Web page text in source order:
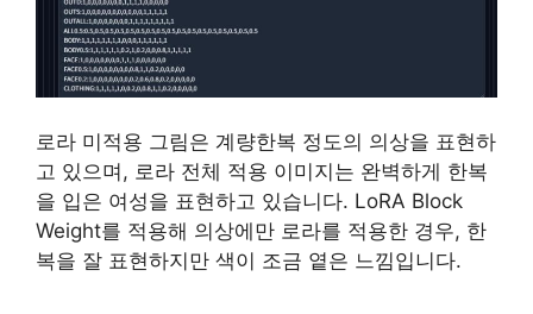
로라 미적용 그림은 계량한복 정도의 의상을 표현하
고 있으며, 로라 전체 적용 이미지는 완벽하게 한복
을 입은 여성을 표현하고 있습니다. LoRA Block
Weight를 적용해 의상에만 로라를 적용한 경우, 한
복을 잘 표현하지만 색이 조금 옅은 느낌입니다.